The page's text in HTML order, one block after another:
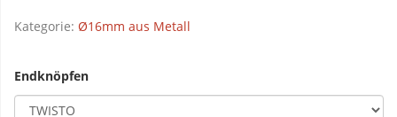
Kategorie: Ø16mm aus Metall
Endknöpfen